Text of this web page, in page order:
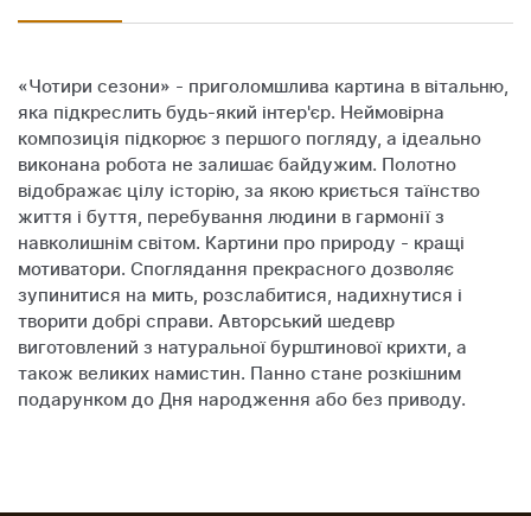
«Чотири сезони» - приголомшлива картина в вітальню,
яка підкреслить будь-який інтер'єр. Неймовірна
композиція підкорює з першого погляду, а ідеально
виконана робота не залишає байдужим. Полотно
відображає цілу історію, за якою криється таїнство
життя і буття, перебування людини в гармонії з
навколишнім світом. Картини про природу - кращі
мотиватори. Споглядання прекрасного дозволяє
зупинитися на мить, розслабитися, надихнутися і
творити добрі справи. Авторський шедевр
виготовлений з натуральної бурштинової крихти, а
також великих намистин. Панно стане розкішним
подарунком до Дня народження або без приводу.